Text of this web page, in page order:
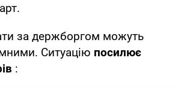
за держборгом можуть
Ситуацію посилює
: